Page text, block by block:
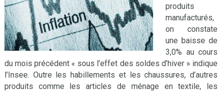
produits
manufacturés,
on constate
une baisse de
3,0% au cours
du mois précédent « sous l’effet des soldes d’hiver » indique
l’Insee. Outre les habillements et les chaussures, d’autres
produits comme les articles de ménage en textile, les